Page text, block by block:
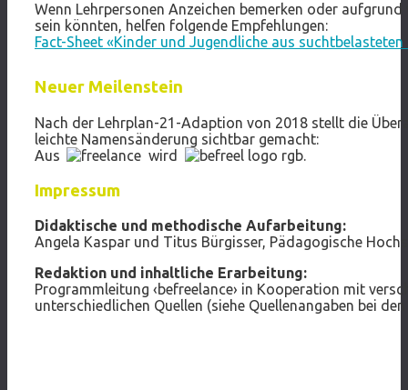
Wenn Lehrpersonen Anzeichen bemerken oder
sein könnten, helfen folgende Empfehlungen:
Fact-Sheet «Kinder und Jugendliche aus suchtbelasteten
Neuer Meilenstein
Nach der Lehrplan-21-Adaption von 2018 stellt die
leichte Namensänderung sichtbar gemacht:
Aus
wird .
Impressum
Didaktische und methodische Aufarbeitung:
Angela Kaspar und Titus Bürgisser, Pädagogische
Redaktion und inhaltliche Erarbeitung:
Programmleitung ‹befreelance› in Kooperation mit
unterschiedlichen Quellen (siehe Quellenangaben bei